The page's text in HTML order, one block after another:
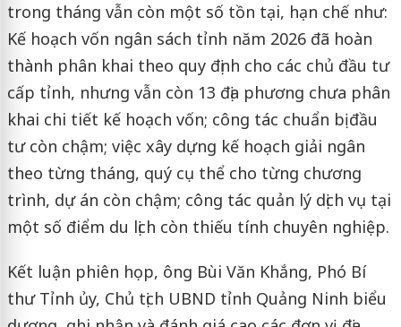
trong tháng vẫn còn một số tồn tại, hạn chế như:
Kế hoạch vốn ngân sách tỉnh năm 2026 đã hoàn
thành phân khai theo quy định cho các chủ đầu tư
cấp tỉnh, nhưng vẫn còn 13 địa phương chưa phân
khai chi tiết kế hoạch vốn; công tác chuẩn bị đầu
tư còn chậm; việc xây dựng kế hoạch giải ngân
theo từng tháng, quý cụ thể cho từng chương
trình, dự án còn chậm; công tác quản lý dịch vụ tại
một số điểm du lịch còn thiếu tính chuyên nghiệp.
Kết luận phiên họp, ông Bùi Văn Khắng, Phó Bí
thư Tỉnh ủy, Chủ tịch UBND tỉnh Quảng Ninh biểu